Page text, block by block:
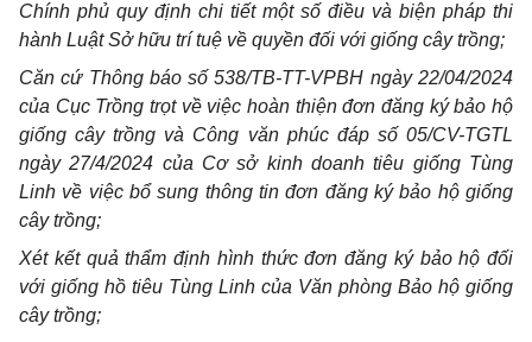
Chính phủ quy định chi tiết một số điều và biện pháp thi
hành Luật Sở hữu trí tuệ về quyền đối với giống cây trồng;
Căn cứ Thông báo số 538/TB-TT-VPBH ngày 22/04/2024
của Cục Trồng trọt về việc hoàn thiện đơn đăng ký bảo hộ
giống cây trồng và Công văn phúc đáp số 05/CV-TGTL
ngày 27/4/2024 của Cơ sở kinh doanh tiêu giống Tùng
Linh về việc bổ sung thông tin đơn đăng ký bảo hộ giống
cây trồng;
Xét kết quả thẩm định hình thức đơn đăng ký bảo hộ đối
với giống hồ tiêu Tùng Linh của Văn phòng Bảo hộ giống
cây trồng;